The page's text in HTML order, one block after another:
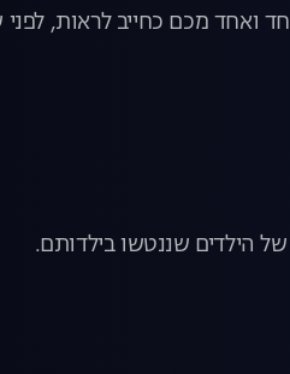
שכל אחד ואחד מכם כחייב לראות,
הילדים שננטשו בילדותם.